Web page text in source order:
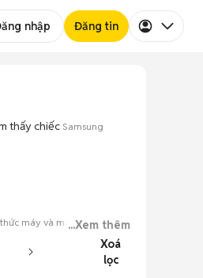
nhập Đăng tin
thấy chiếc Samsung
máy và màu sắc....Xem thêm
Xoá
lọc